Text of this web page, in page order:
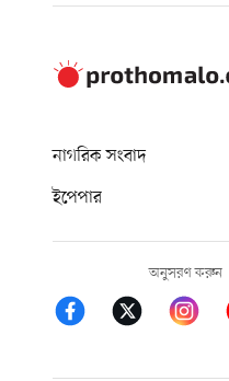
নাগরিক সংবাদ
ইপেপার
অনুসরণ করুন